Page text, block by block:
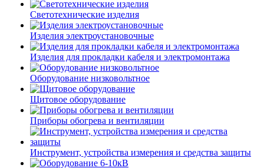
Светотехнические изделия
Изделия электроустановочные
Изделия для прокладки кабеля и электромонтажа
Оборудование низковольтное
Щитовое оборудование
Приборы обогрева и вентиляции
Инструмент, устройства измерения и средства защиты